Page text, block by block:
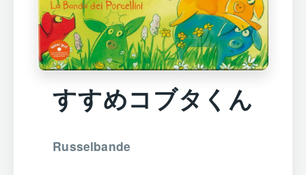
すすめコブタくん
Russelbande